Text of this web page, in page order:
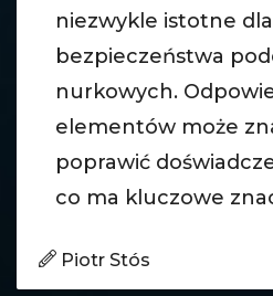
niezwykle istotne
bezpieczeństwa
nurkowych.
elementów może
poprawić
co ma kluczowe
Piotr Stós